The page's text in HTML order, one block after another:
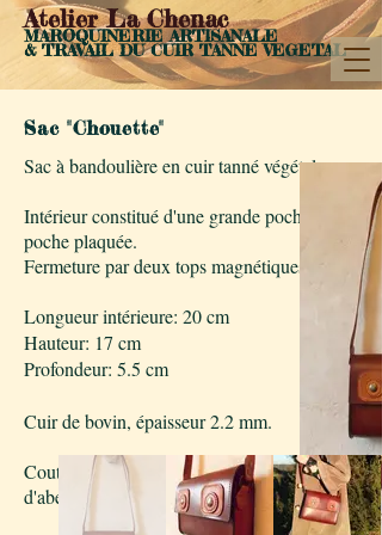
Atelier La Chenac
MAROQUINERIE ARTISANALE
& TRAVAIL DU CUIR TANNE VEGETAL
Sac "Chouette"
Sac à bandoulière en cuir tanné végétal.
Intérieur constitué d'une grande poche + une
poche plaquée.
Fermeture par deux tops magnétiques.
Longueur intérieure: 20 cm
Hauteur: 17 cm
Profondeur: 5.5 cm
Cuir de bovin, épaisseur 2.2 mm.
Couture main au fil de lin poissé à la cire
d'abeilles.